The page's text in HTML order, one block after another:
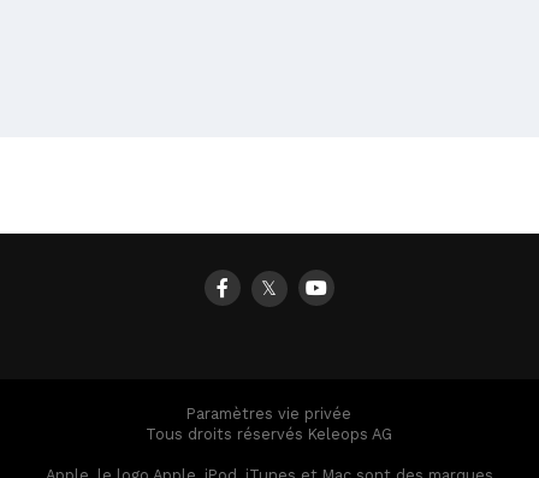
𝕏
Paramètres vie privée
Tous droits réservés Keleops AG